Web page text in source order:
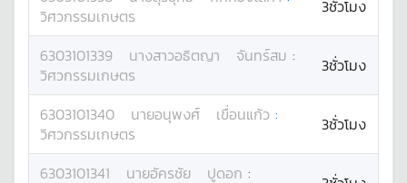
วิศวกรรมเกษตร
3ชั่วโมง
6303101339 นางสาวอธิตญา จันทร์สม :
วิศวกรรมเกษตร
3ชั่วโมง
6303101340 นายอนุพงศ์ เขื่อนแก้ว :
วิศวกรรมเกษตร
3ชั่วโมง
6303101341 นายอัครชัย ปูดอก :